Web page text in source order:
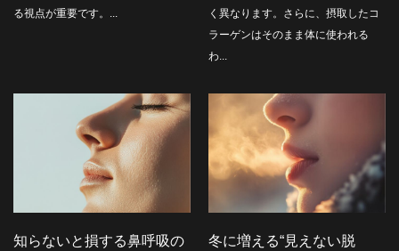
る視点が重要です。...
く異なります。さらに、摂取したコ
ラーゲンはそのまま体に使われる
わ...
知らないと損する鼻呼吸の
冬に増える“見えない脱